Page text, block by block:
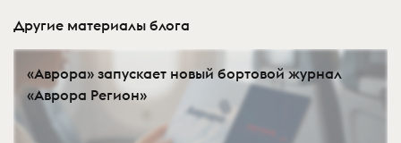
Другие материалы блога
«Аврора» запускает новый бортовой журнал
«Аврора Регион»